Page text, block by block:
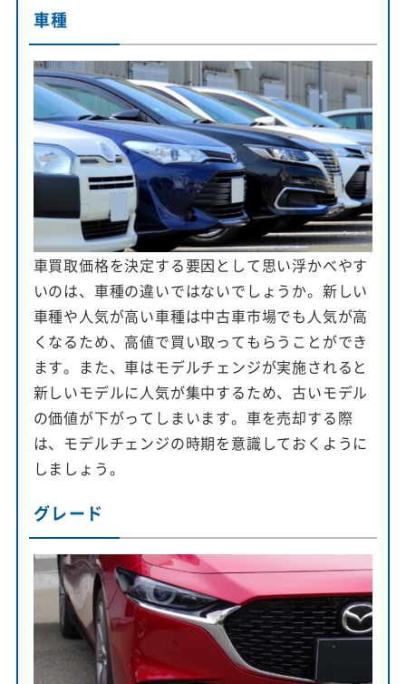
車種
車買取価格を決定する要因として思い浮かべやす
いのは、車種の違いではないでしょうか。新しい
車種や人気が高い車種は中古車市場でも人気が高
くなるため、高値で買い取ってもらうことができ
ます。また、車はモデルチェンジが実施されると
新しいモデルに人気が集中するため、古いモデル
の価値が下がってしまいます。車を売却する際
は、モデルチェンジの時期を意識しておくように
しましょう。
グレード